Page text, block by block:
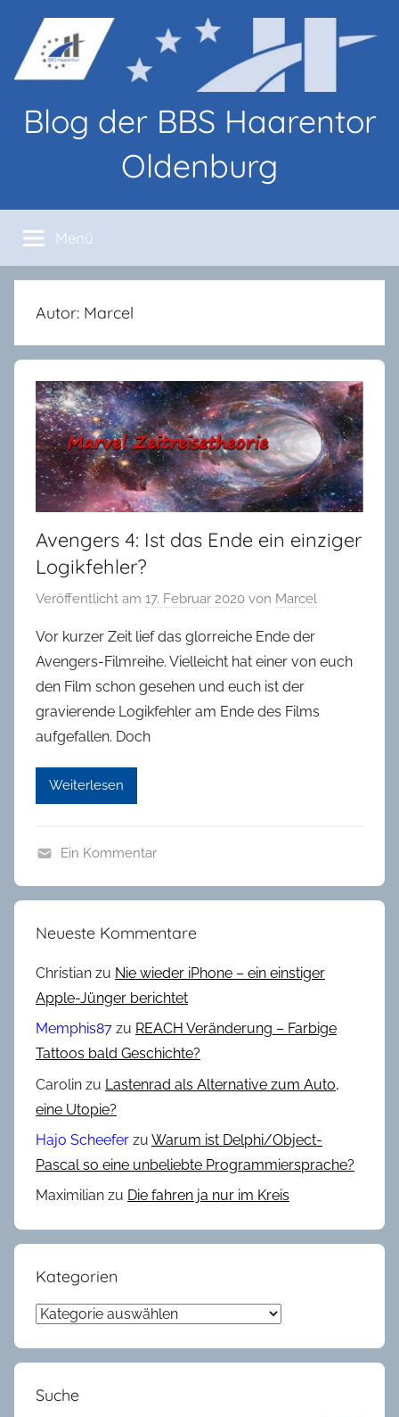
Inhalt
springen
Blog der BBS Haarentor
Oldenburg
von
Lernenden
und
Lehrenden
den
Haarentor
Oldenburg
Menü
Autor: Marcel
Avengers 4: Ist das Ende ein einziger
Logikfehler?
Veröffentlicht am 17. Februar 2020 von Marcel
Vor kurzer Zeit lief das glorreiche Ende der
Avengers-Filmreihe. Vielleicht hat einer von euch
den Film schon gesehen und euch ist der
gravierende Logikfehler am Ende des Films
aufgefallen. Doch
Weiterlesen
e
e
w
Ein Kommentar
Neueste Kommentare
Christian zu Nie wieder iPhone – ein einstiger
Apple-Jünger berichtet
Memphis87 zu REACH Veränderung – Farbige
Tattoos bald Geschichte?
Carolin zu Lastenrad als Alternative zum Auto,
eine Utopie?
Hajo Scheefer zu Warum ist Delphi/Object-
Pascal so eine unbeliebte Programmiersprache?
Maximilian zu Die fahren ja nur im Kreis
Kategorien
Kategorien
Suche